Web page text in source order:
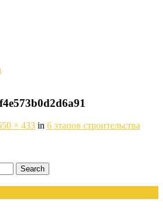
× 433 in 6 этапов строительства